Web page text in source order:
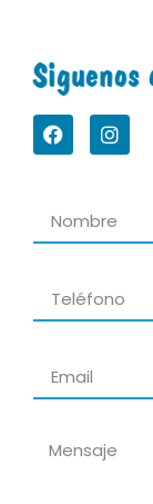
Siguenos